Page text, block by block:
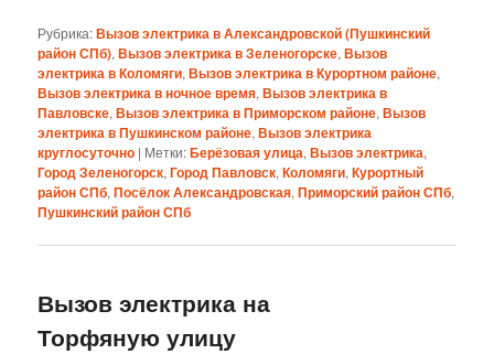
Рубрика:Вызов электрика в Александровской (Пушкинский
район СПб),Вызов электрика в Зеленогорске,Вызов
электрика в Коломяги,Вызов электрика в Курортном районе,
Вызов электрика в ночное время,Вызов электрика в
Павловске,Вызов электрика в Приморском районе,Вызов
электрика в Пушкинском районе,Вызов электрика
круглосуточно | Метки:Берёзовая улица,Вызов электрика,
Город Зеленогорск,Город Павловск,Коломяги,Курортный
район СПб,Посёлок Александровская,Приморский район СПб,
Пушкинский район СПб
Вызов электрика на
Торфяную улицу